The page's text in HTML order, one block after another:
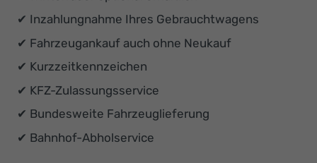
✔ Inzahlungnahme Ihres Gebrauchtwagens
✔ Fahrzeugankauf auch ohne Neukauf
✔ Kurzzeitkennzeichen
✔ KFZ-Zulassungsservice
✔ Bundesweite Fahrzeuglieferung
✔ Bahnhof-Abholservice